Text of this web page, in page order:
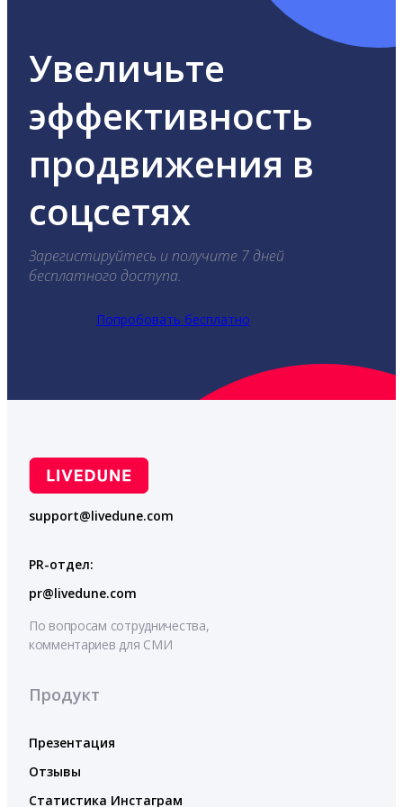
Увеличьте
эффективность
продвижения в
соцсетях
Зарегистируйтесь и получите 7 дней
бесплатного доступа.
Попробовать бесплатно
support@livedune.com
PR-отдел:
pr@livedune.com
По вопросам сотрудничества,
комментариев для СМИ
Продукт
Презентация
Отзывы
Статистика Инстаграм